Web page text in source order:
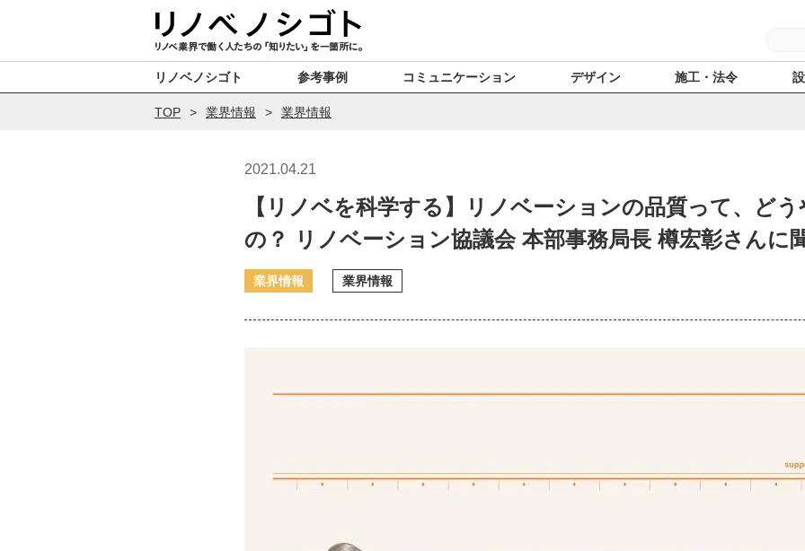
リノベノシゴト 参考事例 コミュニケーション デザイン 施工・法令
TOP 業界情報 業界情報
2021.04.21
【リノベを科学する】リノベーションの品質って、ど
の？ リノベーション協議会 本部事務局長 樽宏彰さんに
業界情報 業界情報